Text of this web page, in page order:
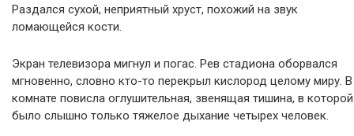
Раздался сухой, неприятный хруст, похожий на звук
ломающейся кости.
Экран телевизора мигнул и погас. Рев стадиона оборвался
мгновенно, словно кто-то перекрыл кислород целому миру. В
комнате повисла оглушительная, звенящая тишина, в которой
было слышно только тяжелое дыхание четырех человек.